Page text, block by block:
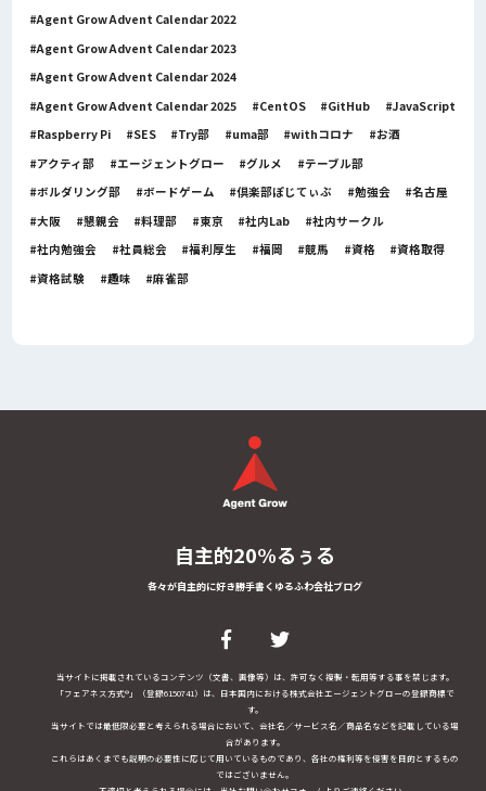
Agent Grow Advent Calendar 2022
Agent Grow Advent Calendar 2023
Agent Grow Advent Calendar 2024
Agent Grow Advent Calendar 2025
CentOS GitHub
JavaScript
Raspberry Pi
SES Try部 uma部 withコロナ
お酒
アクティ部
エージェントグロー グルメ
テーブル部
ボルダリング部
ボードゲーム 倶楽部ぽじてぃぶ 勉強会
名古屋
大阪
懇親会 料理部 東京 社内Lab
社内サークル
社内勉強会
社員総会 福利厚生 福岡 競馬 資格
資格取得
資格試験
趣味 麻雀部
自主的20%るぅる
各々が自主的に好き勝手書くゆるふわ会社ブログ
当サイトに掲載されているコンテンツ（文書、画像等）は、許可なく複製・転用等する事を禁じます。
「フェアネス方式®」（登録6150741）は、日本国内における株式会社エージェントグローの登録商標で
す。
当サイトでは最低限必要と考えられる場合において、会社名／サービス名／商品名などを記載している場
合があります。
これらはあくまでも説明の必要性に応じて用いているものであり、各社の権利等を侵害を目的とするもの
ではございません。